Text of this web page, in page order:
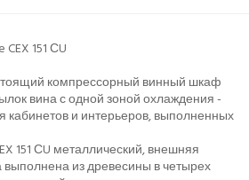
151 СU
компрессорный винный шкаф
вина с одной зоной охлаждения -
и интерьеров, выполненных
151 СU металлический, внешняя
из древесины в четырех